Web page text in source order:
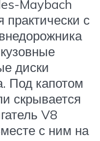
Maybach
практически с
диски
Под капотом
скрывается
V8
с ним на